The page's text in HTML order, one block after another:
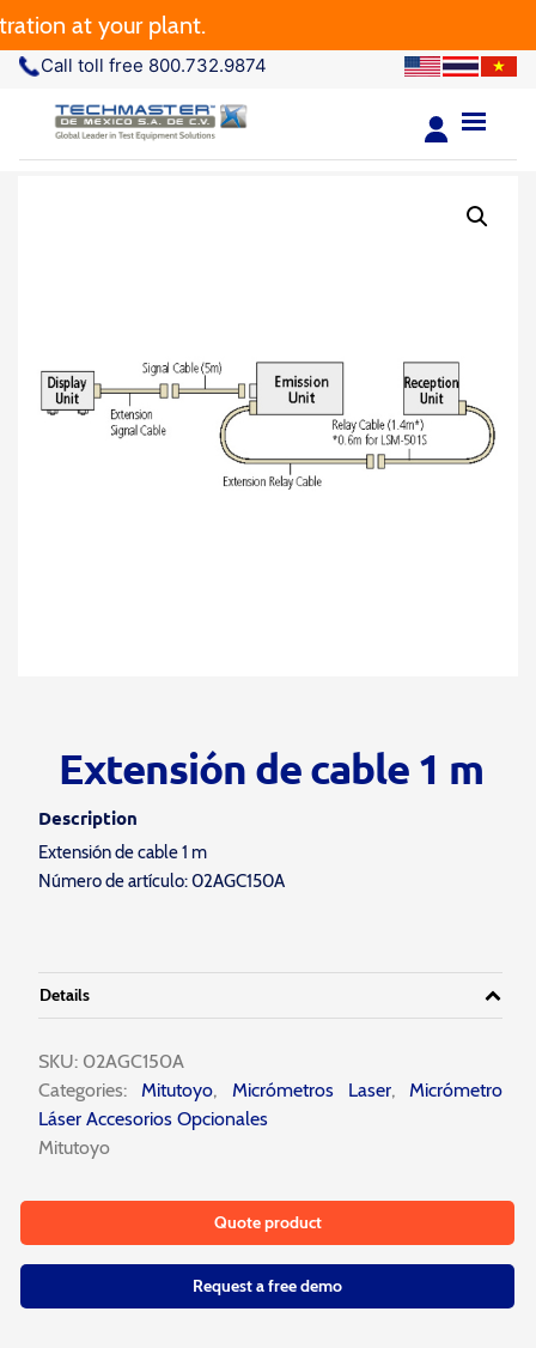
at your plant.
Call toll free 800.732.9874
Extensión de cable 1 m
Description
Extensión de cable 1 m
Número de artículo: 02AGC150A
Details
SKU: 02AGC150A
Categories:Mitutoyo, Micrómetros Laser,Micrómetro
Láser Accesorios Opcionales
Mitutoyo
Quote product
Request a free demo